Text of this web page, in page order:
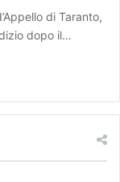
di Taranto,
dopo il…